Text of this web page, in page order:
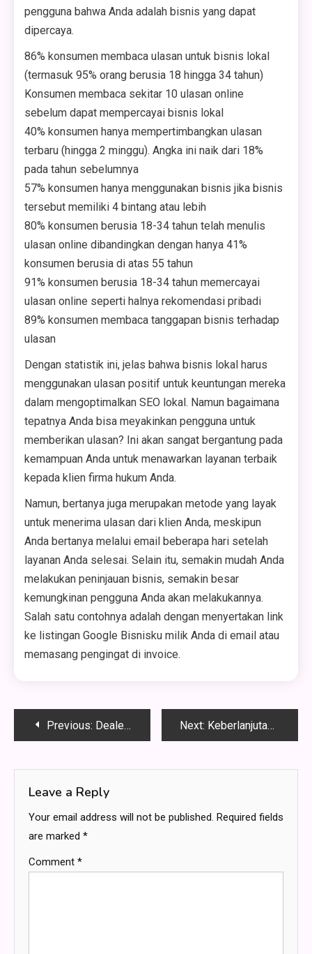
pengguna bahwa Anda adalah bisnis yang dapat
dipercaya.
86% konsumen membaca ulasan untuk bisnis lokal
(termasuk 95% orang berusia 18 hingga 34 tahun)
Konsumen membaca sekitar 10 ulasan online
sebelum dapat mempercayai bisnis lokal
40% konsumen hanya mempertimbangkan ulasan
terbaru (hingga 2 minggu). Angka ini naik dari 18%
pada tahun sebelumnya
57% konsumen hanya menggunakan bisnis jika bisnis
tersebut memiliki 4 bintang atau lebih
80% konsumen berusia 18-34 tahun telah menulis
ulasan online dibandingkan dengan hanya 41%
konsumen berusia di atas 55 tahun
91% konsumen berusia 18-34 tahun memercayai
ulasan online seperti halnya rekomendasi pribadi
89% konsumen membaca tanggapan bisnis terhadap
ulasan
Dengan statistik ini, jelas bahwa bisnis lokal harus
menggunakan ulasan positif untuk keuntungan mereka
dalam mengoptimalkan SEO lokal. Namun bagaimana
tepatnya Anda bisa meyakinkan pengguna untuk
memberikan ulasan? Ini akan sangat bergantung pada
kemampuan Anda untuk menawarkan layanan terbaik
kepada klien firma hukum Anda.
Namun, bertanya juga merupakan metode yang layak
untuk menerima ulasan dari klien Anda, meskipun
Anda bertanya melalui email beberapa hari setelah
layanan Anda selesai. Selain itu, semakin mudah Anda
melakukan peninjauan bisnis, semakin besar
kemungkinan pengguna Anda akan melakukannya.
Salah satu contohnya adalah dengan menyertakan link
ke listingan Google Bisnisku milik Anda di email atau
memasang pengingat di invoice.
PostPrevious: Dealer Hyundai Semarang: Destinasi One-Stop untuk Kebutuhan Mobil Anda Next: Keberlanjutan dalam Desain Pameran: Tren dan Praktik Terkini dari Jasa Pembuatan Booth
Leave a Reply
Your email address will not be published. Required fields
are marked *
Comment *